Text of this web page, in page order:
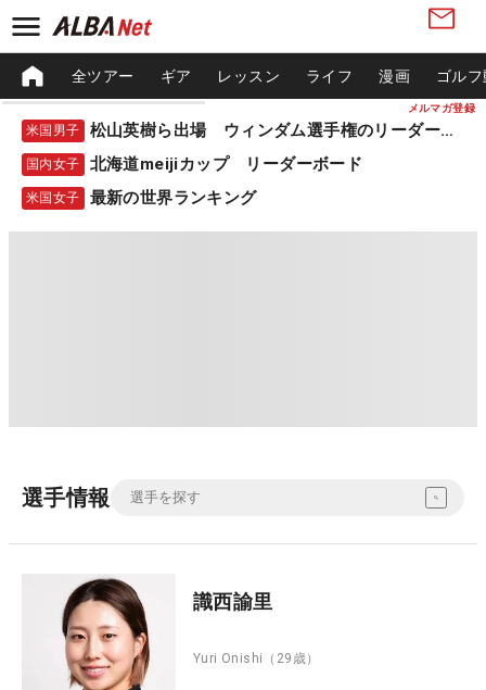
メルマガ登録
全ツアー ギア レッスン ライフ 漫画 ゴル
米国男子 松山英樹ら出場 ウィンダム選手権のリーダーボード
国内女子 北海道meijiカップ リーダーボード
米国女子 最新の世界ランキング
選手情報
識西諭里
Yuri Onishi （29歳）